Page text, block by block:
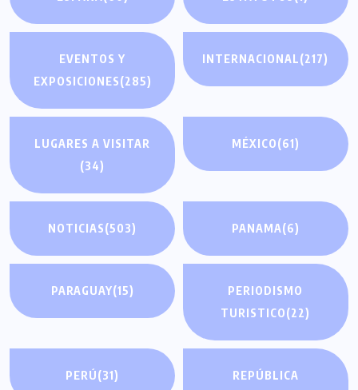
EVENTOS Y
EXPOSICIONES(285)
INTERNACIONAL(217)
LUGARES A VISITAR
(34)
MÉXICO(61)
NOTICIAS(503) PANAMA(6)
PARAGUAY(15)
PERIODISMO
TURISTICO(22)
PERÚ(31)
REPÚBLICA